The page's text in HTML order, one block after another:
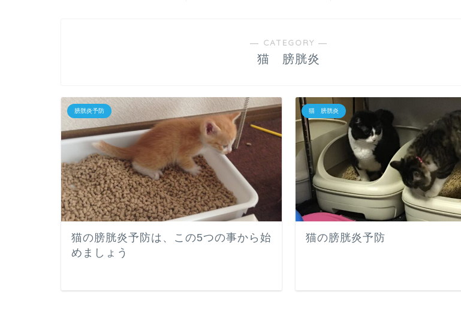
― CATEGORY ―
猫 膀胱炎
膀胱炎予防
猫の膀胱炎予防は、この5つの事から始
めましょう
猫 膀胱炎
猫の膀胱炎予防